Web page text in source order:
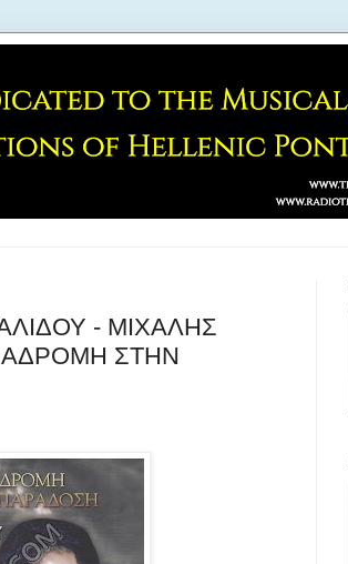
- ΜΙΧΑΛΗΣ
ΣΤΗΝ